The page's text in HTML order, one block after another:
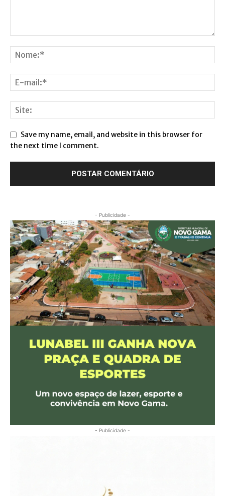
Save my name, email, and website in this browser for
the next time I comment.
- Publicidade -
- Publicidade -